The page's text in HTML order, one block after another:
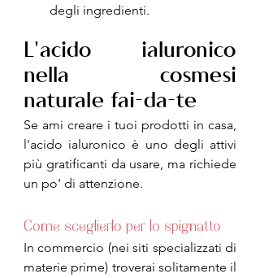
degli ingredienti.
L'acido ialuronico
nella cosmesi
naturale fai-da-te
Se ami creare i tuoi prodotti in casa,
l'acido ialuronico è uno degli attivi
più gratificanti da usare, ma richiede
un po' di attenzione.
Come sceglierlo per lo spignatto
In commercio (nei siti specializzati di